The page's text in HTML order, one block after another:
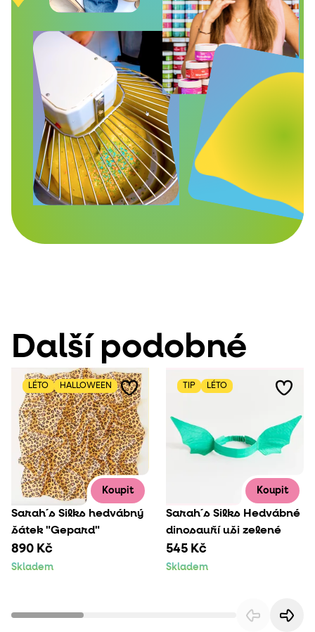
Další podobné
LÉTO HALLOWEEN
Koupit
Sarah´s Silks hedvábný
šátek "Gepard"
890 Kč
Skladem
TIP LÉTO
Koupit
Sarah´s Silks Hedvábné
dinosauří uši zelené
545 Kč
Skladem